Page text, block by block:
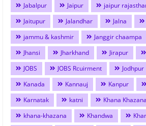
Jabalpur
Jaipur jaipur
Jaitupur
Jalandhar Jalna
jammu & kashmir
Janggir chaampa
Jhansi
Jharkhand Jirapur
JOBS
JOBS Rcuirment Jodhpur
Kanada
Kannauj Kanpur
Karnatak
katni
Khana Khazana
khana-khazana
Khandwa